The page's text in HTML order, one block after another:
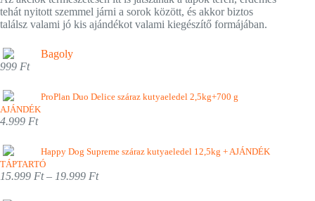
tehát nyitott szemmel járni a sorok között, és akkor biztos
találsz valami jó kis ajándékot valami kiegészítő formájában.
Bagoly
999 Ft
ProPlan Duo Delice száraz kutyaeledel 2,5kg+700 g
AJÁNDÉK
4.999 Ft
Happy Dog Supreme száraz kutyaeledel 12,5kg + AJÁNDÉK
TÁPTARTÓ
15.999 Ft – 19.999 Ft